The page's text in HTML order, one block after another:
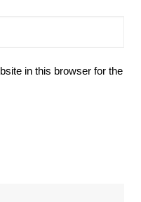
in this browser for the